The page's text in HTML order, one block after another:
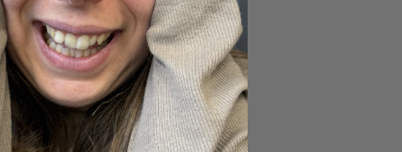
Tutorial gratuiti